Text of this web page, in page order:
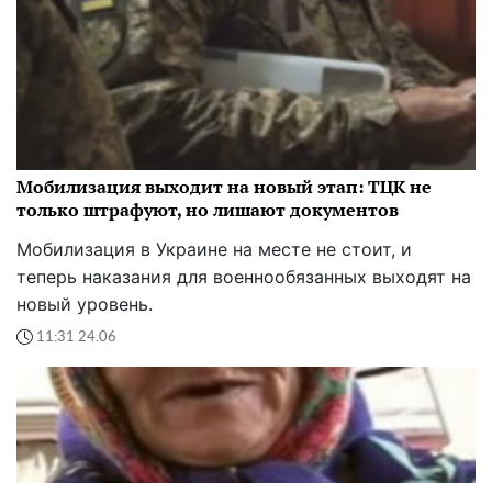
Мобилизация выходит на новый этап: ТЦК не
только штрафуют, но лишают документов
Мобилизация в Украине на месте не стоит, и
теперь наказания для военнообязанных выходят на
новый уровень.
11:31 24.06